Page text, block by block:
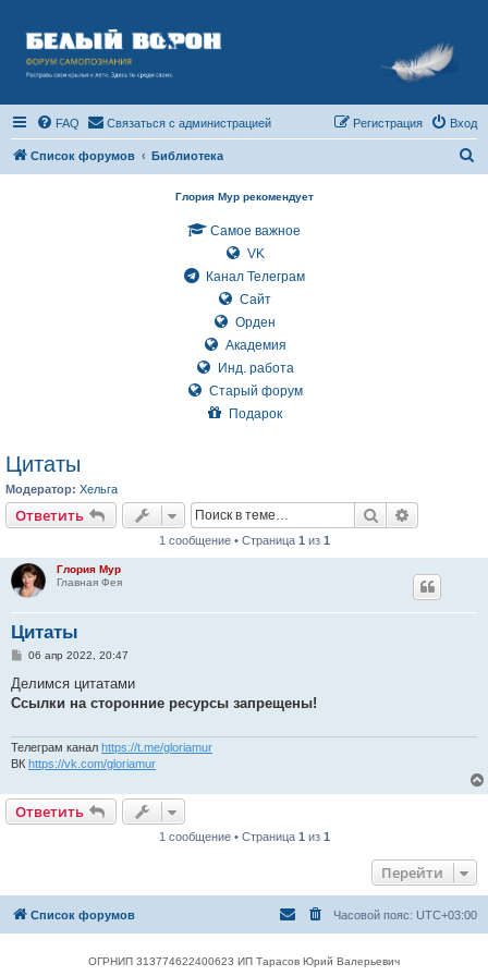
FAQ Связаться с администрацией Вход
Регистрация
Список форумов Библиотека
Глория Мур рекомендует
Самое важное
VK
Канал Телеграм
Сайт
Орден
Академия
Инд. работа
Старый форум
Подарок
Цитаты
Модератор: Хельга
Ответить Поиск
1 сообщение • Страница 1 из 1
Глория Мур
Главная Фея
Цитаты
С
о
щ
и
е
06 апр 2022, 20:47
Делимся цитатами
Ссылки на сторонние ресурсы запрещены!
Телеграм канал https://t.me/gloriamur
ВК https://vk.com/gloriamur
Ответить
1 сообщение • Страница 1 из 1
Перейти
Список форумов Часовой пояс: UTC+03:00
ОГРНИП 313774622400623 ИП Тарасов Юрий Валерьевич